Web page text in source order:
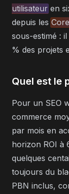
utilisateur en
depuis les
sous-estimé :
% des projets
Quel est le
Pour un SEO
commerce
par mois en
horizon ROI à
quelques
toujours du
PBN inclus,